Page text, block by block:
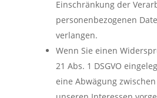
Einschränkung der
personenbezogenen
verlangen.
Wenn Sie einen
21 Abs. 1 DSGVO
eine Abwägung